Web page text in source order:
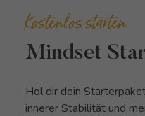
Kostenlos starten
Mindset
Hol dir dein
innerer Stabilität und